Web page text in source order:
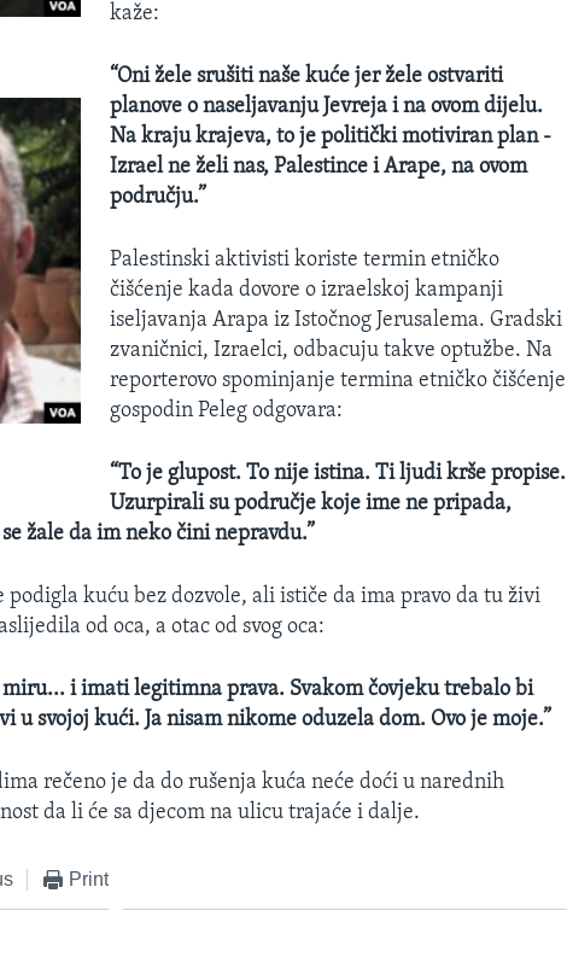
kaže:
“Oni žele srušiti naše kuće jer žele ostvariti
planove o naseljavanju Jevreja i na ovom dijelu.
Na kraju krajeva, to je politički motiviran plan -
Izrael ne želi nas, Palestince i Arape, na ovom
području.”
Palestinski aktivisti koriste termin etničko
čišćenje kada dovore o izraelskoj kampanji
iseljavanja Arapa iz Istočnog Jerusalema. Gradski
zvaničnici, Izraelci, odbacuju takve optužbe. Na
reporterovo spominjanje termina etničko čišćenje
gospodin Peleg odgovara:
“To je glupost. To nije istina. Ti ljudi krše propise.
Uzurpirali su područje koje ime ne pripada,
žale da im neko čini nepravdu.”
podigla kuću bez dozvole, ali ističe da ima pravo da tu živi
od oca, a otac od svog oca:
miru... i imati legitimna prava. Svakom čovjeku trebalo bi
u svojoj kući. Ja nisam nikome oduzela dom. Ovo je moje.”
rečeno je da do rušenja kuća neće doći u narednih
da li će sa djecom na ulicu trajaće i dalje.
Print